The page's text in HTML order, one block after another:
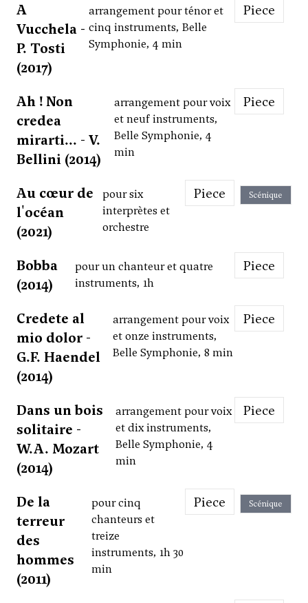
A
Vucchela -
P. Tosti
(2017)
arrangement pour ténor et
cinq instruments, Belle
Symphonie, 4 min
Piece
Ah ! Non
credea
mirarti... - V.
Bellini (2014)
arrangement pour voix
et neuf instruments,
Belle Symphonie, 4
min
Piece
Au cœur de
l'océan
(2021)
pour six
interprètes et
orchestre
Piece Scénique
Bobba
(2014)
pour un chanteur et quatre
instruments, 1h
Piece
Credete al
mio dolor -
G.F. Haendel
(2014)
arrangement pour voix
et onze instruments,
Belle Symphonie, 8 min
Piece
Dans un bois
solitaire -
W.A. Mozart
(2014)
arrangement pour voix
et dix instruments,
Belle Symphonie, 4
min
Piece
De la
terreur
des
hommes
(2011)
pour cinq
chanteurs et
treize
instruments, 1h 30
min
Piece Scénique